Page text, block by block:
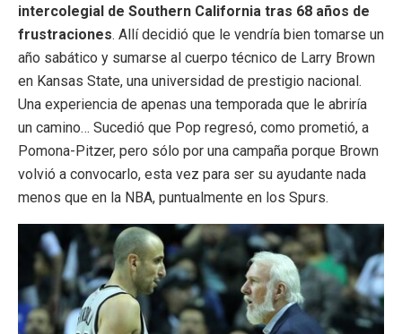
intercolegial de Southern California tras 68 años de
frustraciones. Allí decidió que le vendría bien tomarse un
año sabático y sumarse al cuerpo técnico de Larry Brown
en Kansas State, una universidad de prestigio nacional.
Una experiencia de apenas una temporada que le abriría
un camino… Sucedió que Pop regresó, como prometió, a
Pomona-Pitzer, pero sólo por una campaña porque Brown
volvió a convocarlo, esta vez para ser su ayudante nada
menos que en la NBA, puntualmente en los Spurs.